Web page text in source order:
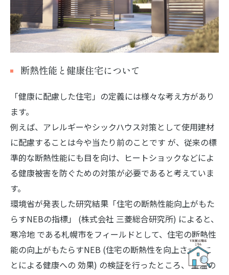
断熱性能と健康住宅について
「健康に配慮した住宅」の定義には様々な考え方があり
ます。
例えば、アレルギーやシックハウス対策として使用建材
に配慮することは今や当たり前のことです が、従来の標
準的な断熱性能にも目を向け、ヒートショックなどによ
る健康被害を防ぐための対策が必要であると考えていま
す。
環境省が発表した研究結果「住宅の断熱性能向上がもた
らすNEBの指標」 (株式会社 三菱総合研究所) によると、
寒冷地 である札幌市をフィールドとして、住宅の断熱性
能の向上がもたらすNEB (住宅の断熱性を向上させるこ
とによる健康への 効果) の検証を行ったところ、 室温の
お問い合わせ・ご相談はこちら